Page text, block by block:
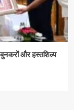
और हस्तशिल्प